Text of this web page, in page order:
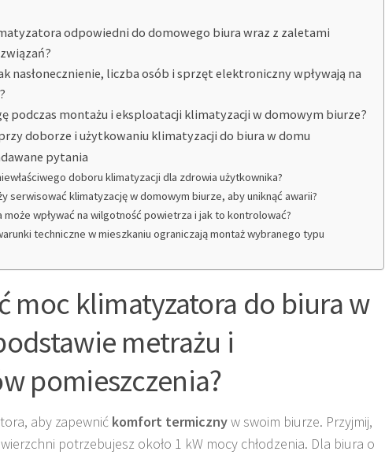
odpowiedni do domowego biura wraz z zaletami
nasłonecznienie, liczba osób i sprzęt elektroniczny wpływają na
podczas montażu i eksploatacji klimatyzacji w domowym biurze?
doborze i użytkowaniu klimatyzacji do biura w domu
pytania
doboru klimatyzacji dla zdrowia użytkownika?
serwisować klimatyzację w domowym biurze, aby uniknąć awarii?
może wpływać na wilgotność powietrza i jak to kontrolować?
techniczne w mieszkaniu ograniczają montaż wybranego typu
moc klimatyzatora do biura w
metrażu i
pomieszczenia?
aby zapewnić komfort termicznyw swoim biurze. Przyjmij,
potrzebujesz około 1 kW mocy chłodzenia. Dla biura o